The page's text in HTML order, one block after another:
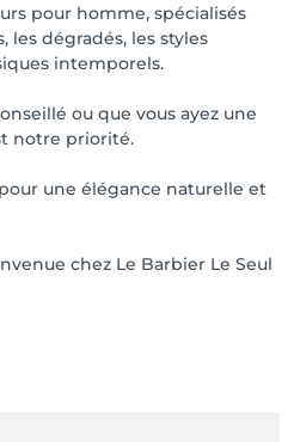
pour homme, spécialisés
les dégradés, les styles
intemporels.
ou que vous ayez une
notre priorité.
une élégance naturelle et
chez Le Barbier Le Seul